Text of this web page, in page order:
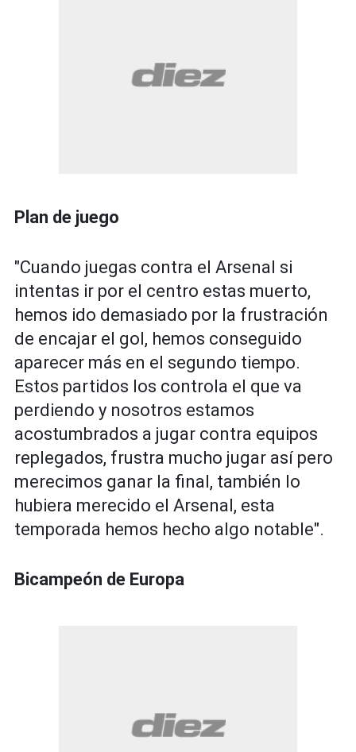
Plan de juego
"Cuando juegas contra el Arsenal si
intentas ir por el centro estas muerto,
hemos ido demasiado por la frustración
de encajar el gol, hemos conseguido
aparecer más en el segundo tiempo.
Estos partidos los controla el que va
perdiendo y nosotros estamos
acostumbrados a jugar contra equipos
replegados, frustra mucho jugar así pero
merecimos ganar la final, también lo
hubiera merecido el Arsenal, esta
temporada hemos hecho algo notable".
Bicampeón de Europa